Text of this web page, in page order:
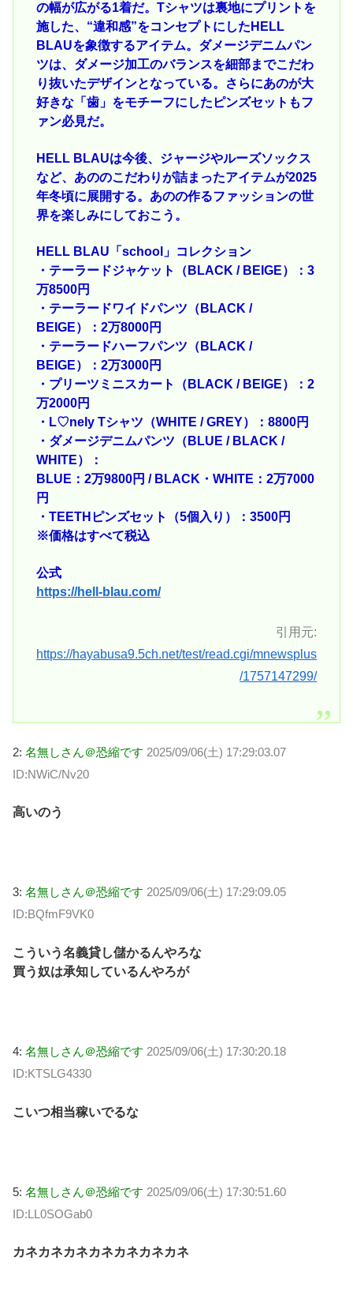
の幅が広がる1着だ。Tシャツは裏地にプリントを
施した、“違和感”をコンセプトにしたHELL
BLAUを象徴するアイテム。ダメージデニムパン
ツは、ダメージ加工のバランスを細部までこだわ
り抜いたデザインとなっている。さらにあのが大
好きな「歯」をモチーフにしたピンズセットもフ
ァン必見だ。
HELL BLAUは今後、ジャージやルーズソックス
など、あののこだわりが詰まったアイテムが2025
年冬頃に展開する。あのの作るファッションの世
界を楽しみにしておこう。
HELL BLAU「school」コレクション
・テーラードジャケット（BLACK / BEIGE）：3
万8500円
・テーラードワイドパンツ（BLACK /
BEIGE）：2万8000円
・テーラードハーフパンツ（BLACK /
BEIGE）：2万3000円
・プリーツミニスカート（BLACK / BEIGE）：2
万2000円
・L♡nely Tシャツ（WHITE / GREY）：8800円
・ダメージデニムパンツ（BLUE / BLACK /
WHITE）：
BLUE：2万9800円 / BLACK・WHITE：2万7000
円
・TEETHピンズセット（5個入り）：3500円
※価格はすべて税込
公式
https://hell-blau.com/
引用元:
https://hayabusa9.5ch.net/test/read.cgi/mnewsplus
/1757147299/
2: 名無しさん＠恐縮です 2025/09/06(土) 17:29:03.07
ID:NWiC/Nv20
高いのう
3: 名無しさん＠恐縮です 2025/09/06(土) 17:29:09.05
ID:BQfmF9VK0
こういう名義貸し儲かるんやろな
買う奴は承知しているんやろが
4: 名無しさん＠恐縮です 2025/09/06(土) 17:30:20.18
ID:KTSLG4330
こいつ相当稼いでるな
5: 名無しさん＠恐縮です 2025/09/06(土) 17:30:51.60
ID:LL0SOGab0
カネカネカネカネカネカネカネ